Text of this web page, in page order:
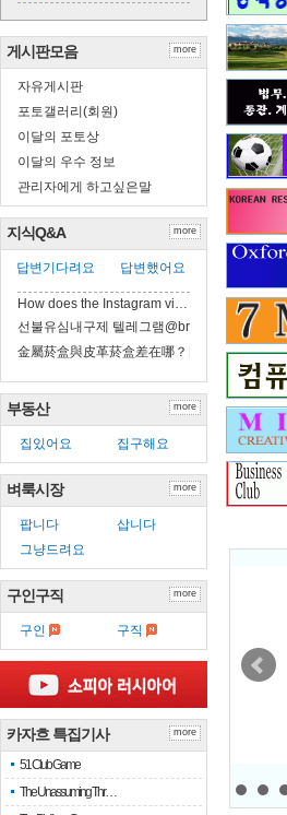
게시판모음
자유게시판
포토갤러리(회원)
이달의 포토상
이달의 우수 정보
관리자에게 하고싶은말
more
지식Q&A
답변기다려요 답변했어요
How does the Instagram vi…
선불유심내구제 텔레그램@brrsim_7 선불유…
金屬菸盒與皮革菸盒差在哪？日常攜帶實比
more
부동산
집있어요 집구해요
more
벼룩시장
팝니다
삽니다
그냥드려요
more
구인구직
구인 구직
more
카자흐 특집기사
51 Club Game
The Unassuming Thr…
more